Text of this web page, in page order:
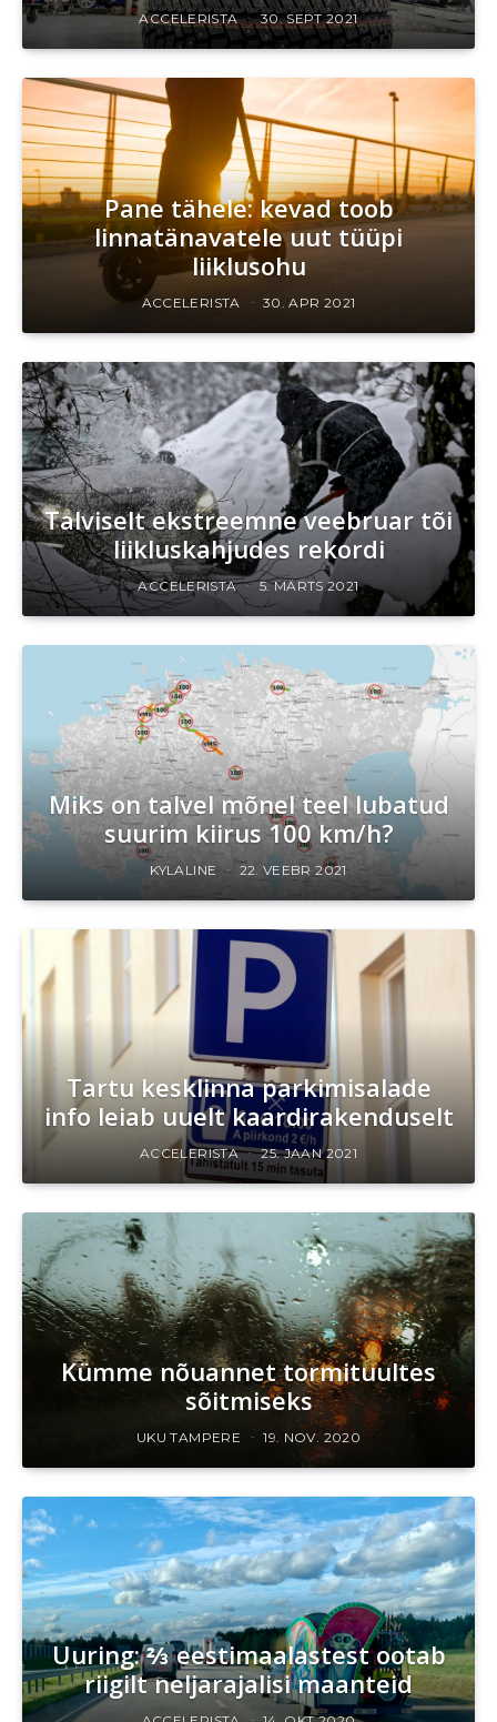
ACCELERISTA 30. SEPT 2021
Pane tähele: kevad toob
linnatänavatele uut tüüpi
liiklusohu
ACCELERISTA 30. APR 2021
Talviselt ekstreemne veebruar tõi
liikluskahjudes rekordi
ACCELERISTA 5. MÄRTS 2021
Miks on talvel mõnel teel lubatud
suurim kiirus 100 km/h?
KYLALINE 22. VEEBR 2021
Tartu kesklinna parkimisalade
info leiab uuelt kaardirakenduselt
ACCELERISTA 25. JAAN 2021
Kümme nõuannet tormituultes
sõitmiseks
UKU TAMPERE 19. NOV. 2020
Uuring: ⅔ eestimaalastest ootab
riigilt neljarajalisi maanteid